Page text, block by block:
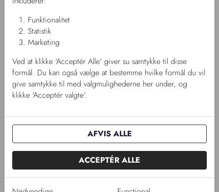
19-07-2022
Ny adresse pr. 1. august 2022
FAUSOL flytter administration og lager til Bjæverskov
Funktionalitet
Statistik
Marketing
Ved at klikke 'Acceptér Alle' giver su samtykke til disse
formål. Du kan også vælge at bestemme hvilke formål du vil
give samtykke til med valgmulighederne her under, og
klikke 'Acceptér valgte'.
AFVIS ALLE
ACCEPTÉR ALLE